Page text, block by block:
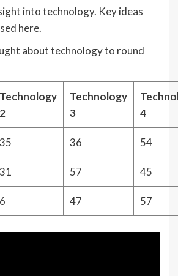
into technology. Key ideas
here.
about technology to round
Technology
2
Technology
3
4
35 36 54
31 57 45
6 47 57